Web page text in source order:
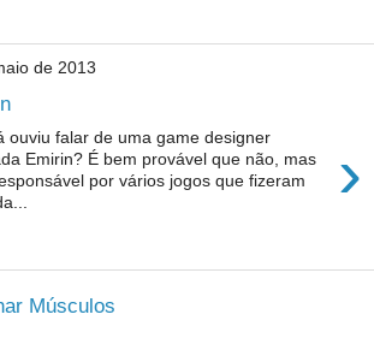
de 2013
›
ouviu falar de uma game designer
Emirin? É bem provável que não, mas
por vários jogos que fizeram
Músculos